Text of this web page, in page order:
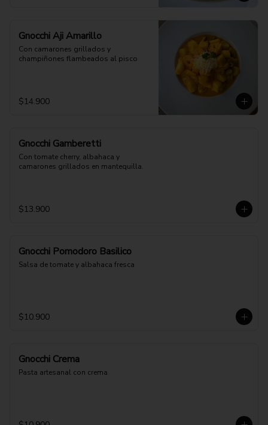
Gnocchi Aji Amarillo
Con camarones grillados y
champiñones flambeados al pisco
$14.900
Gnocchi Gamberetti
Con tomate cherry, albahaca y
camarones grillados en mantequilla.
$13.900
Gnocchi Pomodoro Basilico
Salsa de tomate y albahaca fresca
$10.900
Gnocchi Crema
Pasta artesanal con crema